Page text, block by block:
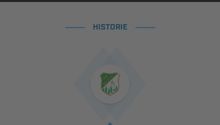
HISTORIE